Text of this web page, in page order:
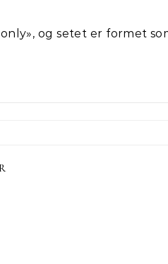
og setet er formet